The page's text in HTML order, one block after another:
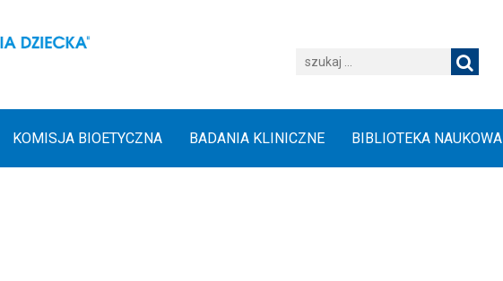
KOMISJA BIOETYCZNA BADANIA KLINICZNE BIBLIOTEKA NAUKOWA